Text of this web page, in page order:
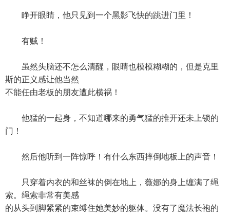
睁开眼睛，他只见到一个黑影飞快的跳进门里！
有贼！
虽然头脑还不怎么清醒，眼睛也模模糊糊的，但是克里
斯的正义感让他当然
不能任由老板的朋友遭此横祸！
他猛的一起身，不知道哪来的勇气猛的推开还未上锁的
门！
然后他听到一阵惊呼！有什么东西摔倒地板上的声音！
只穿着内衣的和丝袜的倒在地上，薇娜的身上缠满了绳
索。绳索非常有美感
的从头到脚紧紧的束缚住她美妙的躯体。没有了魔法长袍的